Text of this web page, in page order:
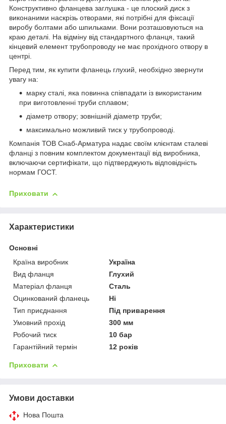
Конструктивно фланцева заглушка - це плоский диск з
виконаними наскрізь отворами, які потрібні для фіксації
виробу болтами або шпильками. Вони розташовуються на
краю деталі. На відміну від стандартного фланця, такий
кінцевий елемент трубопроводу не має прохідного отвору в
центрі.
Перед тим, як купити фланець глухий, необхідно звернути
увагу на:
марку сталі, яка повинна співпадати із використаним
при виготовленні труби сплавом;
діаметр отвору; зовнішній діаметр труби;
максимально можливий тиск у трубопроводі.
Компанія ТОВ Снаб-Арматура надає своїм клієнтам сталеві
фланці з повним комплектом документації від виробника,
включаючи сертифікати, що підтверджують відповідність
нормам ГОСТ.
Приховати
Характеристики
Основні
Країна виробник
Україна
Вид фланця
Глухий
Матеріал фланця
Сталь
Оцинкований фланець
Ні
Тип приєднання
Під приварення
Умовний прохід
300 мм
Робочий тиск
10 бар
Гарантійний термін
12 років
Приховати
Умови доставки
Нова Пошта